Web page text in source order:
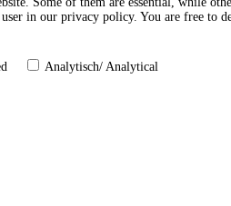
in our privacy policy. You are free to
Analytisch/ Analytical